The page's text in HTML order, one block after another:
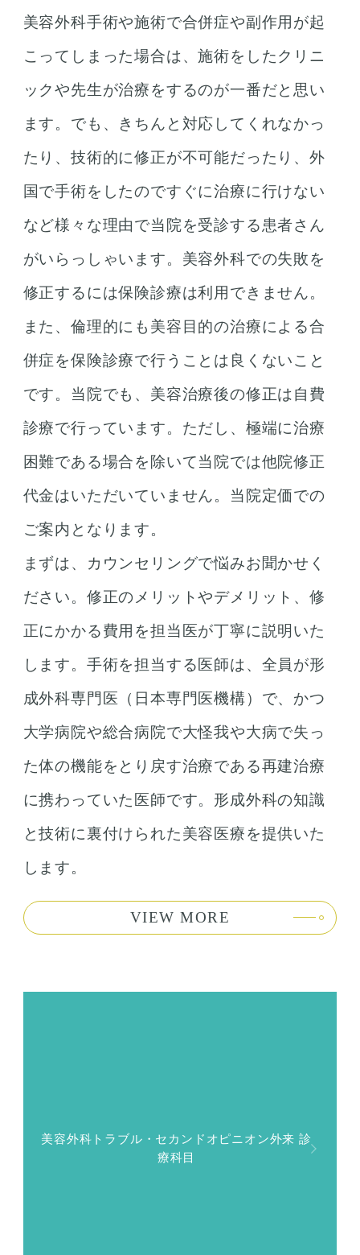
美容外科手術や施術で合併症や副作用が起
こってしまった場合は、施術をしたクリニ
ックや先生が治療をするのが一番だと思い
ます。でも、きちんと対応してくれなかっ
たり、技術的に修正が不可能だったり、外
国で手術をしたのですぐに治療に行けない
など様々な理由で当院を受診する患者さん
がいらっしゃいます。美容外科での失敗を
修正するには保険診療は利用できません。
また、倫理的にも美容目的の治療による合
併症を保険診療で行うことは良くないこと
です。当院でも、美容治療後の修正は自費
診療で行っています。ただし、極端に治療
困難である場合を除いて当院では他院修正
代金はいただいていません。当院定価での
ご案内となります。
まずは、カウンセリングで悩みお聞かせく
ださい。修正のメリットやデメリット、修
正にかかる費用を担当医が丁寧に説明いた
します。手術を担当する医師は、全員が形
成外科専門医（日本専門医機構）で、かつ
大学病院や総合病院で大怪我や大病で失っ
た体の機能をとり戻す治療である再建治療
に携わっていた医師です。形成外科の知識
と技術に裏付けられた美容医療を提供いた
します。
VIEW MORE
美容外科トラブル・セカンドオピニオン外来 診
療科目